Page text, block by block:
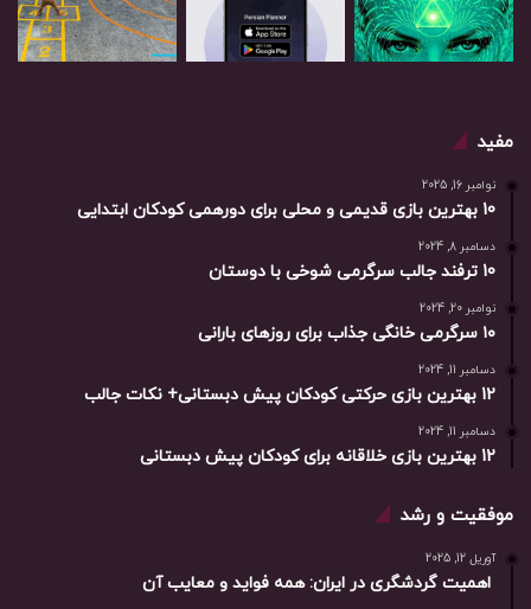
مفید
نوامبر 16, 2025
10 بهترین بازی‌ قدیمی و محلی برای دورهمی کودکان ابتدایی
دسامبر 8, 2024
10 ترفند جالب سرگرمی شوخی با دوستان
نوامبر 20, 2024
۱۰ سرگرمی خانگی جذاب برای روزهای بارانی
دسامبر 11, 2024
12 بهترین بازی حرکتی کودکان پیش دبستانی+ نکات جالب
دسامبر 11, 2024
12 بهترین بازی خلاقانه برای کودکان پیش دبستانی
موفقیت و رشد
آوریل 12, 2025
اهمیت گردشگری در ایران: همه فواید و معایب آن